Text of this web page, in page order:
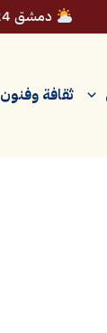
دمشق 24°C
ثقافة وفنون